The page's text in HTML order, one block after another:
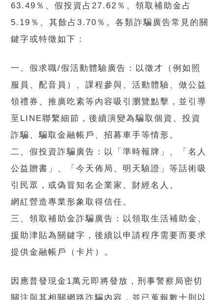
63.49％、假投資占27.62％、領取補助金占
5.19％、其餘占3.70％。各類詐騙廣告常見的關
鍵字或特徵如下：
一、假求職/假活動體驗廣告：以徵才（例如照
服員、配音員）、課程參與、活動體驗、做公益
領禮券、推廣吃素等內容吸引瀏覽點擊，並引導
至LINE聯繫細節，後續演變為騙取個資、投資
詐騙、騙取金融帳戶、招募車手等情形。
二、假投資詐騙廣告：以「準時報牌」、「名人
公益贈書」、「今天佈局、明天驗證」等話術吸
引民眾，或偽冒知名企業家、財經名人、
網紅營造專業形象取得信任。
三、領取補助金詐騙廣告：以領取生活補助金、
援助津貼為關鍵字，後續以申請程序需要而要求
提供金融帳戶（卡片）。
因應普發現金1萬元即將發放，刑事警察局密切
關注與其相關網路詐騙內容，並已蒐報數十則以